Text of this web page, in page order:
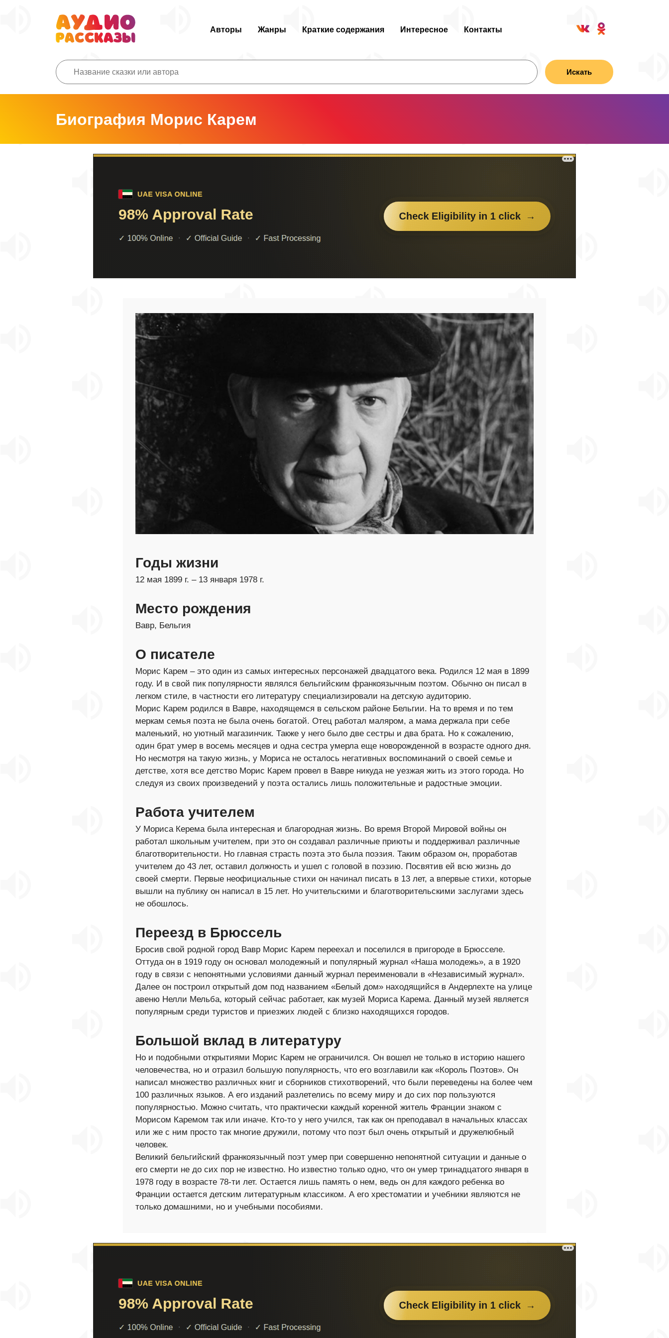
Авторы Жанры Краткие содержания Интересное Контакты
Искать
Биография Морис Карем
Годы жизни
12 мая 1899 г. – 13 января 1978 г.
Место рождения
Вавр, Бельгия
О писателе
Морис Карем – это один из самых интересных персонажей двадцатого века. Родился 12 мая в 1899
году. И в свой пик популярности являлся бельгийским франкоязычным поэтом. Обычно он писал в
легком стиле, в частности его литературу специализировали на детскую аудиторию.
Морис Карем родился в Вавре, находящемся в сельском районе Бельгии. На то время и по тем
меркам семья поэта не была очень богатой. Отец работал маляром, а мама держала при себе
маленький, но уютный магазинчик. Также у него было две сестры и два брата. Но к сожалению,
один брат умер в восемь месяцев и одна сестра умерла еще новорожденной в возрасте одного дня.
Но несмотря на такую жизнь, у Мориса не осталось негативных воспоминаний о своей семье и
детстве, хотя все детство Морис Карем провел в Вавре никуда не уезжая жить из этого города. Но
следуя из своих произведений у поэта остались лишь положительные и радостные эмоции.
Работа учителем
У Мориса Керема была интересная и благородная жизнь. Во время Второй Мировой войны он
работал школьным учителем, при это он создавал различные приюты и поддерживал различные
благотворительности. Но главная страсть поэта это была поэзия. Таким образом он, проработав
учителем до 43 лет, оставил должность и ушел с головой в поэзию. Посвятив ей всю жизнь до
своей смерти. Первые неофициальные стихи он начинал писать в 13 лет, а впервые стихи, которые
вышли на публику он написал в 15 лет. Но учительскими и благотворительскими заслугами здесь
не обошлось.
Переезд в Брюссель
Бросив свой родной город Вавр Морис Карем переехал и поселился в пригороде в Брюсселе.
Оттуда он в 1919 году он основал молодежный и популярный журнал «Наша молодежь», а в 1920
году в связи с непонятными условиями данный журнал переименовали в «Независимый журнал».
Далее он построил открытый дом под названием «Белый дом» находящийся в Андерлехте на улице
авеню Нелли Мельба, который сейчас работает, как музей Мориса Карема. Данный музей является
популярным среди туристов и приезжих людей с близко находящихся городов.
Большой вклад в литературу
Но и подобными открытиями Морис Карем не ограничился. Он вошел не только в историю нашего
человечества, но и отразил большую популярность, что его возглавили как «Король Поэтов». Он
написал множество различных книг и сборников стихотворений, что были переведены на более чем
100 различных языков. А его изданий разлетелись по всему миру и до сих пор пользуются
популярностью. Можно считать, что практически каждый коренной житель Франции знаком с
Морисом Каремом так или иначе. Кто-то у него учился, так как он преподавал в начальных классах
или же с ним просто так многие дружили, потому что поэт был очень открытый и дружелюбный
человек.
Великий бельгийский франкоязычный поэт умер при совершенно непонятной ситуации и данные о
его смерти не до сих пор не известно. Но известно только одно, что он умер тринадцатого января в
1978 году в возрасте 78-ти лет. Остается лишь память о нем, ведь он для каждого ребенка во
Франции остается детским литературным классиком. А его хрестоматии и учебники являются не
только домашними, но и учебными пособиями.